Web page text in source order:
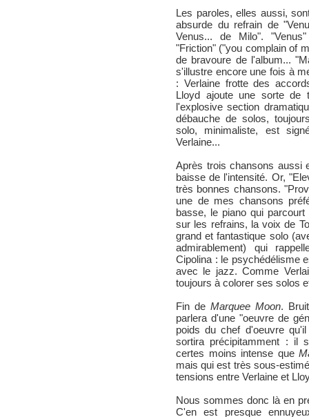
Les paroles, elles aussi,
absurde du refrain de
Venus... de Milo".
"Friction" ("you complain of
de bravoure de l'album...
s'illustre encore une fois à
: Verlaine frotte des
Lloyd ajoute une sorte de
l'explosive section
débauche de solos,
solo, minimaliste, est
Verlaine...
Après trois chansons aussi
baisse de l'intensité. Or,
très bonnes chansons.
une de mes chansons
basse, le piano qui
sur les refrains, la voix de
grand et fantastique solo
admirablement) qui
Cipolina : le psychédélisme
avec le jazz. Comme
toujours à colorer ses solos
Fin de Marquee Moon.
parlera d'une "oeuvre de
poids du chef d'oeuvre
sortira précipitamment : il
certes moins intense que
mais qui est très sous-
tensions entre Verlaine et
Nous sommes donc là en
C'en est presque